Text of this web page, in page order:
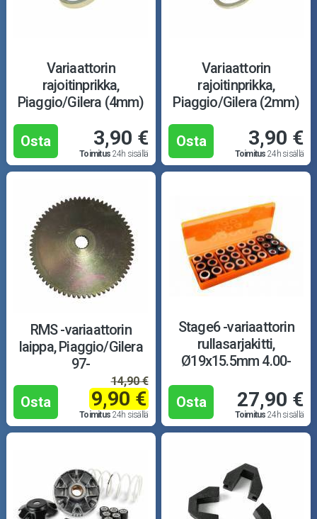
Öljyt ja kemikaalit
Työkalut
Outlet-tuotteet
Variaattorin
rajoitinprikka,
Piaggio/Gilera (4mm)
Osta 3,90 €
Toimitus 24h sisällä
Variaattorin
rajoitinprikka,
Piaggio/Gilera (2mm)
Osta 3,90 €
Toimitus 24h sisällä
RMS -variaattorin
laippa, Piaggio/Gilera
97-
Osta
14,90 €
9,90 €
Toimitus 24h sisällä
Stage6 -variaattorin
rullasarjakitti,
Ø19x15.5mm 4.00-
Osta
27,90 €
Toimitus 24h sisällä